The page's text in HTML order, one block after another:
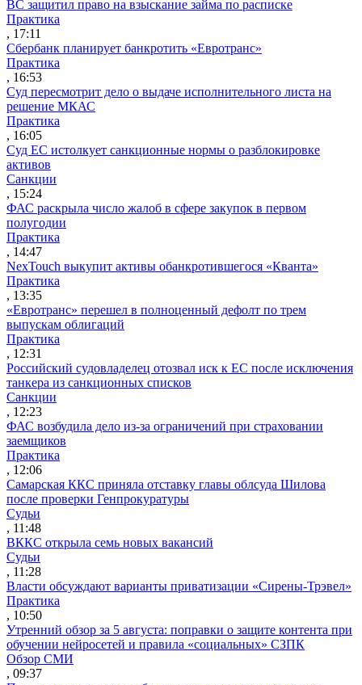
ВС защитил право на взыскание займа по расписке
Практика
, 17:11
Сбербанк планирует банкротить «Евротранс»
Практика
, 16:53
Суд пересмотрит дело о выдаче исполнительного листа на
решение МКАС
Практика
, 16:05
Суд ЕС истолкует санкционные нормы о разблокировке
активов
Санкции
, 15:24
ФАС раскрыла число жалоб в сфере закупок в первом
полугодии
Практика
, 14:47
NexTouch выкупит активы обанкротившегося «Кванта»
Практика
, 13:35
«Евротранс» перешел в полноценный дефолт по трем
выпускам облигаций
Практика
, 12:31
Российский судовладелец отозвал иск к ЕС после исключения
танкера из санкционных списков
Санкции
, 12:23
ФАС возбудила дело из-за ограничений при страховании
заемщиков
Практика
, 12:06
Самарская ККС приняла отставку главы облсуда Шилова
после проверки Генпрокуратуры
Судьи
, 11:48
ВККС открыла семь новых вакансий
Судьи
, 11:28
Власти обсуждают варианты приватизации «Сирены-Трэвел»
Практика
, 10:50
Утренний обзор за 5 августа: поправки о защите контента при
обучении нейросетей и правила «социальных» СЗПК
Обзор СМИ
, 09:37